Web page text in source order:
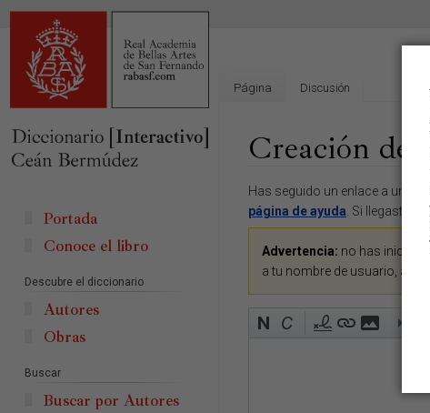
Creación de
Ir
a
la
navegación
Ir
a
la
búsqueda
Has seguido un enlace a una
página de ayuda. Si llegaste
Advertencia: no has
a tu nombre de usuario,
Página Discusión
Portada
Conoce el libro
Descubre el diccionario
Autores
Obras
Buscar
Buscar por Autores